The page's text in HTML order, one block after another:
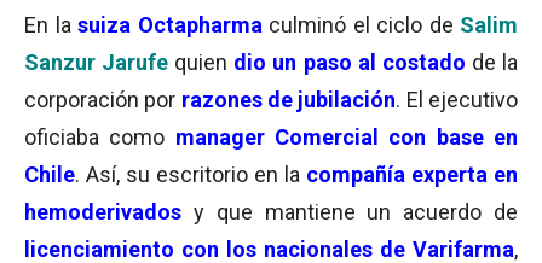
En la suiza Octapharma culminó el ciclo de Salim
Sanzur Jarufe quien dio un paso al costado de la
corporación por razones de jubilación. El ejecutivo
oficiaba como manager Comercial con base en
Chile. Así, su escritorio en la compañía experta en
hemoderivados y que mantiene un acuerdo de
licenciamiento con los nacionales de Varifarma,